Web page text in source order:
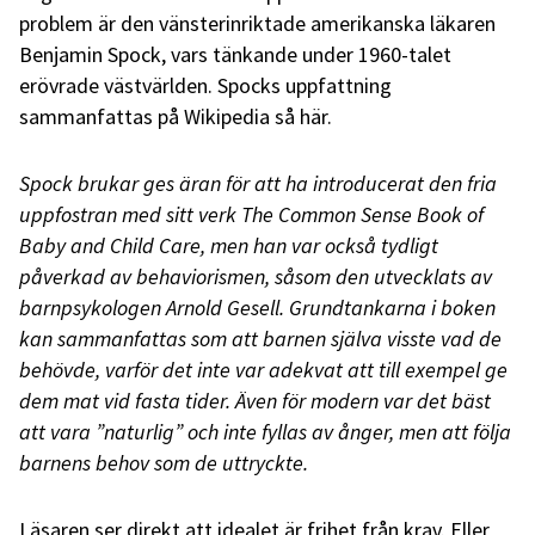
problem är den vänsterinriktade amerikanska läkaren
Benjamin Spock, vars tänkande under 1960-talet
erövrade västvärlden. Spocks uppfattning
sammanfattas på Wikipedia så här.
Spock brukar ges äran för att ha introducerat den fria
uppfostran med sitt verk The Common Sense Book of
Baby and Child Care, men han var också tydligt
påverkad av behaviorismen, såsom den utvecklats av
barnpsykologen Arnold Gesell. Grundtankarna i boken
kan sammanfattas som att barnen själva visste vad de
behövde, varför det inte var adekvat att till exempel ge
dem mat vid fasta tider. Även för modern var det bäst
att vara ”naturlig” och inte fyllas av ånger, men att följa
barnens behov som de uttryckte.
Läsaren ser direkt att idealet är frihet från krav. Eller